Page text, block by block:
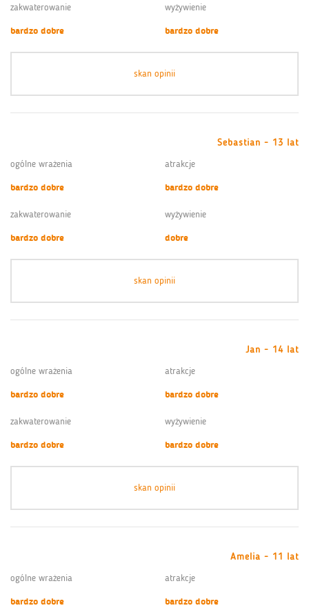
zakwaterowanie
bardzo dobre
wyżywienie
bardzo dobre
skan opinii
Sebastian - 13 lat
ogólne wrażenia
bardzo dobre
atrakcje
bardzo dobre
zakwaterowanie
bardzo dobre
wyżywienie
dobre
skan opinii
Jan - 14 lat
ogólne wrażenia
bardzo dobre
atrakcje
bardzo dobre
zakwaterowanie
bardzo dobre
wyżywienie
bardzo dobre
skan opinii
Amelia - 11 lat
ogólne wrażenia
bardzo dobre
atrakcje
bardzo dobre